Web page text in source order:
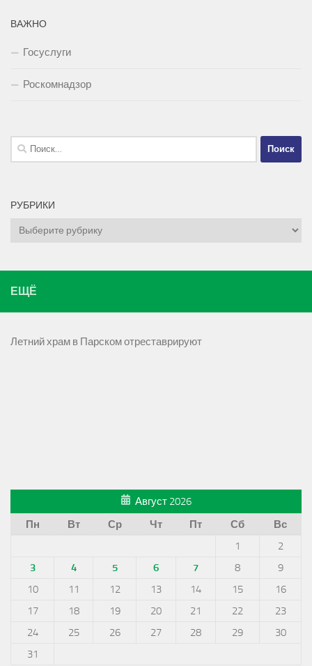
ВАЖНО
Госуслуги
Роскомнадзор
Найти:
РУБРИКИ
Рубрики
ЕЩЁ
Летний храм в Парском отреставрируют
Август 2026
Пн
Вт Ср Чт Пт Сб
Вс
1
2
3
4 5 6 7 8
9
10
11 12 13 14 15
16
17
18 19 20 21 22
23
24
25 26 27 28 29
30
31